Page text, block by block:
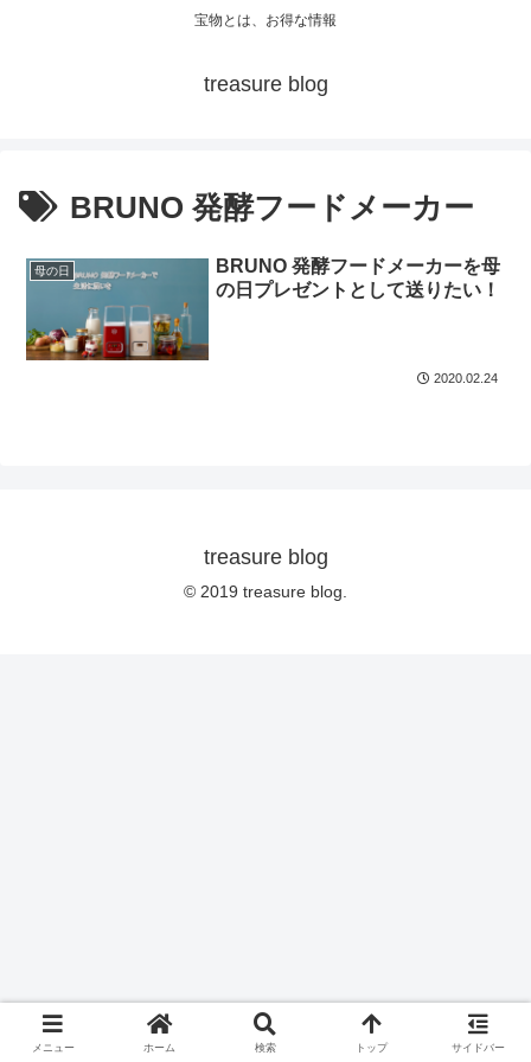
宝物とは、お得な情報
treasure blog
BRUNO 発酵フードメーカー
母の日
BRUNO 発酵フードメーカーを母
の日プレゼントとして送りたい！
2020.02.24
treasure blog
© 2019 treasure blog.
メニュー ホーム 検索 トップ サイドバー